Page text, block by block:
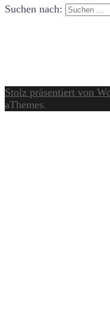
Suchen nach:
Stolz präsentiert von
aThemes.